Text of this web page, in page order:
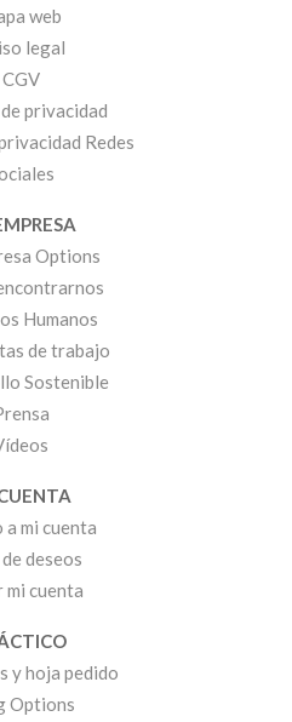
web
legal
CGV
privacidad
Redes
Options
Humanos
de trabajo
Sostenible
a mi cuenta
deseos
mi cuenta
y hoja pedido
Options